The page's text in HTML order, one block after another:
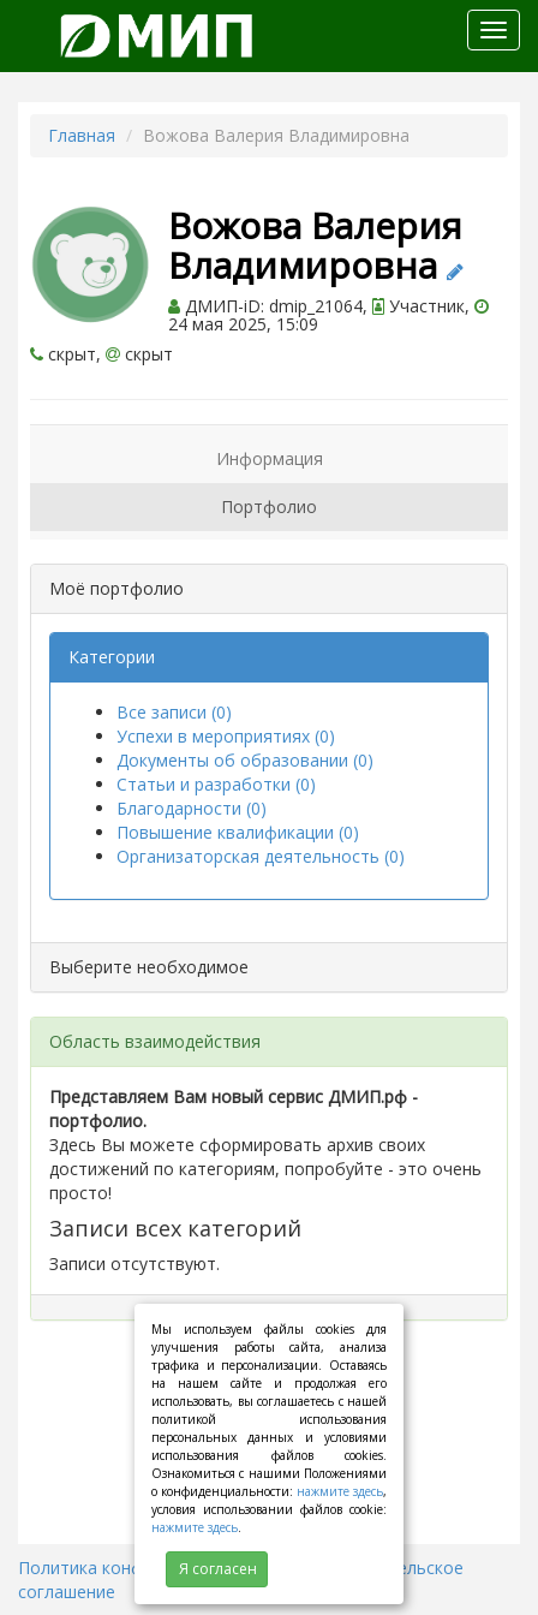
меню
Главная Вожова Валерия Владимировна
Вожова Валерия
Владимировна
ДМИП-iD: dmip_21064, Участник,
24 мая 2025, 15:09
скрыт,
скрыт
Информация
Портфолио
Моё портфолио
Категории
Все записи (0)
Успехи в мероприятиях (0)
Документы об образовании (0)
Статьи и разработки (0)
Благодарности (0)
Повышение квалификации (0)
Организаторская деятельность (0)
Выберите необходимое
Область взаимодействия
Представляем Вам новый сервис ДМИП.рф -
портфолио.
Здесь Вы можете сформировать архив своих
достижений по категориям, попробуйте - это очень
просто!
Записи всех категорий
Записи отсутствуют.
Политика конфиденциальности
Пользовательское
соглашение
Мы используем файлы cookies для
улучшения работы сайта, анализа
трафика и персонализации. Оставаясь
на нашем сайте и продолжая его
использовать, вы соглашаетесь с нашей
политикой использования
персональных данных и условиями
использования файлов cookies.
Ознакомиться с нашими Положениями
о конфиденциальности: нажмите здесь,
условия использовании файлов cookie:
нажмите здесь.
Я согласен